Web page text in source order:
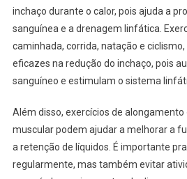
inchaço durante o calor, pois ajuda a
sanguínea e a drenagem linfática.
caminhada, corrida, natação e
eficazes na redução do inchaço, pois
sanguíneo e estimulam o sistema
Além disso, exercícios de
muscular podem ajudar a melhorar a
a retenção de líquidos. É importante
regularmente, mas também evitar